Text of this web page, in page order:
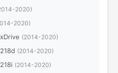
2020)
2020)
(2014-2020)
(2014-2020)
(2014-2020)